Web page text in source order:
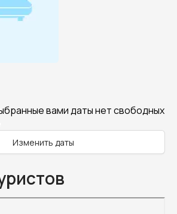
вами даты нет свободных
Изменить даты